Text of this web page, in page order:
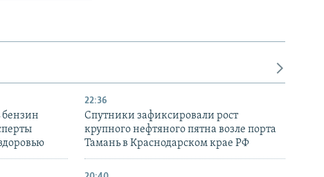
бензин
22:36
Спутники зафиксировали рост
крупного нефтяного пятна возле порта
Тамань в Краснодарском крае РФ